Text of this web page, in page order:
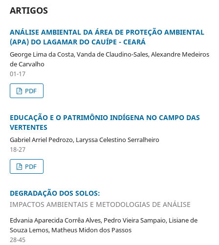
ARTIGOS
ANÁLISE AMBIENTAL DA ÁREA DE PROTEÇÃO AMBIENTAL
(APA) DO LAGAMAR DO CAUÍPE - CEARÁ
George Lima da Costa, Vanda de Claudino-Sales, Alexandre Medeiros
de Carvalho
01-17
PDF
EDUCAÇÃO E O PATRIMÔNIO INDÍGENA NO CAMPO DAS
VERTENTES
Gabriel Arriel Pedrozo, Laryssa Celestino Serralheiro
18-27
PDF
DEGRADAÇÃO DOS SOLOS:
IMPACTOS AMBIENTAIS E METODOLOGIAS DE ANÁLISE
Edvania Aparecida Corrêa Alves, Pedro Vieira Sampaio, Lisiane de
Souza Lemos, Matheus Midon dos Passos
28-45